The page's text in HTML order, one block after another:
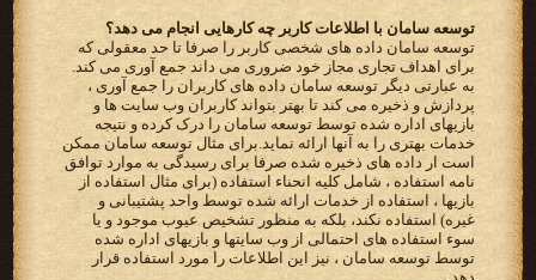
توسعه سامان با اطلاعات کاربر چه کارهایی انجام می دهد؟
توسعه سامان داده های شخصی کاربر را صرفا تا حد معقولی که
برای اهداف تجاری مجاز خود ضروری می داند جمع آوری می کند.
به عبارتی دیگر توسعه سامان داده های کاربران را جمع آوری ،
پردازش و ذخیره می کند تا بهتر بتواند کاربران وب سایت ها و
بازیهای اداره شده توسط توسعه سامان را درک کرده و نتیجه
خدمات بهتری را به آنها ارائه نماید.برای مثال توسعه سامان ممکن
است ار داده های ذخیره شده صرفا برای رسیدگی به موارد توافق
نامه استفاده ، شامل کلیه انحناء استفاده (برای مثال استفاده از
بازیها ، استفاده از خدمات ارائه شده توسط واحد پشتیبانی و
غیره) استفاده نکند، بلکه به منظور تشخیص عیوب موجود و یا
سوء استفاده های احتمالی از وب سایتها و بازیهای اداره شده
توسط توسعه سامان ، نیز این اطلاعات را مورد استفاده قرار